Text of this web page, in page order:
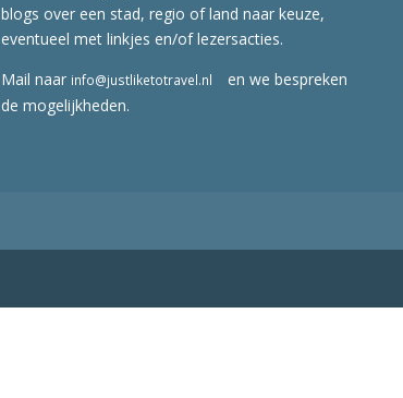
blogs over een stad, regio of land naar keuze,
eventueel met linkjes en/of lezersacties.
Mail naar info@justliketotravel.nl
en we bespreken
de mogelijkheden.